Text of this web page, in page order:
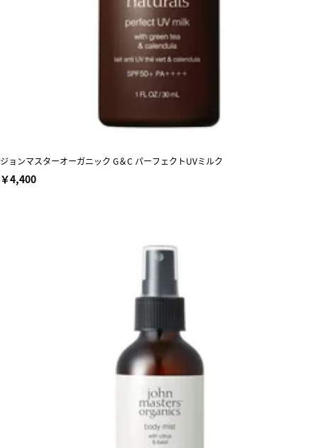
ジョンマスターオーガニック G＆C パーフェクトUVミルク
￥4,400